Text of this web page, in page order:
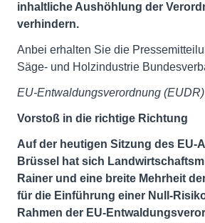
inhaltliche Aushöhlung der
verhindern.
Anbei erhalten Sie die
Säge- und Holzindustrie
EU-Entwaldungsverordnung
Vorstoß in die richtige Richtung
Auf der heutigen Sitzung des EU-
Brüssel hat sich
Rainer und eine breite Mehrheit
für die Einführung einer Null-
Rahmen der EU-